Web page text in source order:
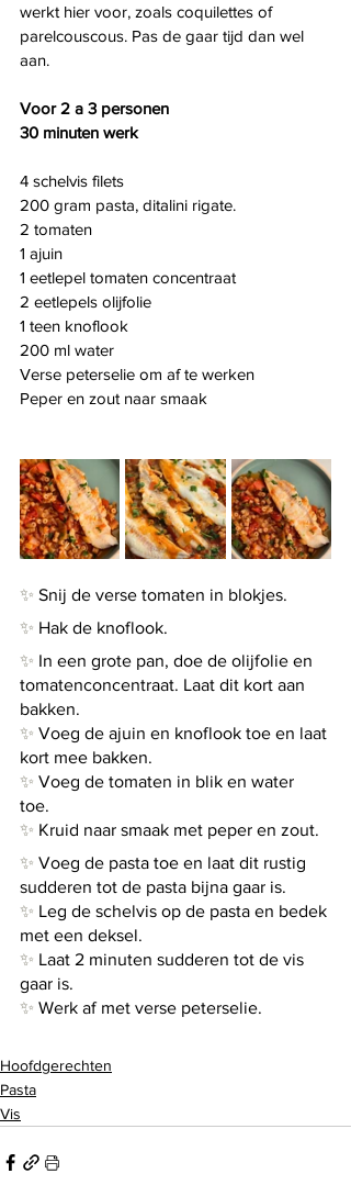
werkt hier voor, zoals coquilettes of
parelcouscous. Pas de gaar tijd dan wel
aan.
Voor 2 a 3 personen
30 minuten werk
4 schelvis filets
200 gram pasta, ditalini rigate.
2 tomaten
1 ajuin
1 eetlepel tomaten concentraat
2 eetlepels olijfolie
1 teen knoflook
200 ml water
Verse peterselie om af te werken
Peper en zout naar smaak
✨ Snij de verse tomaten in blokjes.
✨ Hak de knoflook.
✨ In een grote pan, doe de olijfolie en
tomatenconcentraat. Laat dit kort aan
bakken.
✨ Voeg de ajuin en knoflook toe en laat
kort mee bakken.
✨ Voeg de tomaten in blik en water
toe.
✨ Kruid naar smaak met peper en zout.
✨ Voeg de pasta toe en laat dit rustig
sudderen tot de pasta bijna gaar is.
✨ Leg de schelvis op de pasta en bedek
met een deksel.
✨ Laat 2 minuten sudderen tot de vis
gaar is.
✨ Werk af met verse peterselie.
Hoofdgerechten
Pasta
Vis